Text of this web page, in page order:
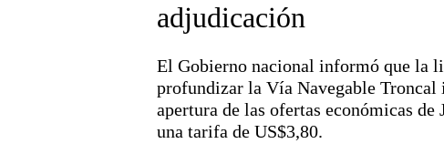
Liga
adjudicación
El Gobierno nacional informó que la
profundizar la Vía Navegable Troncal
apertura de las ofertas económicas
una tarifa de US$3,80.